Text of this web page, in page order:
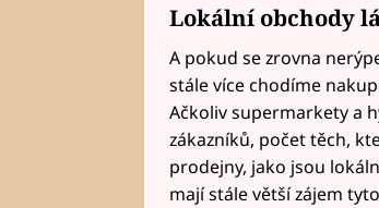
Lokální obchody
A pokud se zrovna
stále více chodíme
Ačkoliv supermarkety a
zákazníků, počet těch,
prodejny, jako jsou
mají stále větší zájem